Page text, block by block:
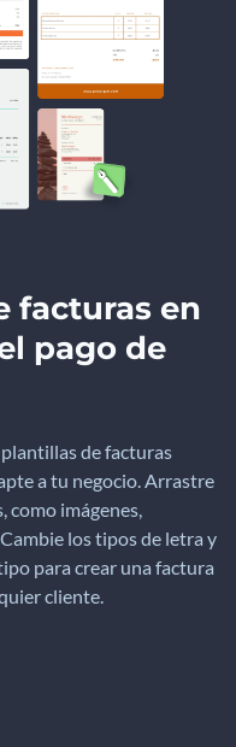
facturas en
pago de
de facturas
a tu negocio. Arrastre
como imágenes,
los tipos de letra y
para crear una factura
cliente.